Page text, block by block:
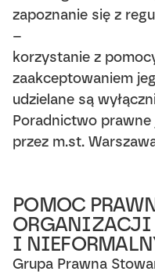
zapoznanie się z
–
korzystanie z
zaakceptowaniem
udzielane są
Poradnictwo
przez m.st.
POMOC
ORGANIZACJI
I
Grupa Prawna